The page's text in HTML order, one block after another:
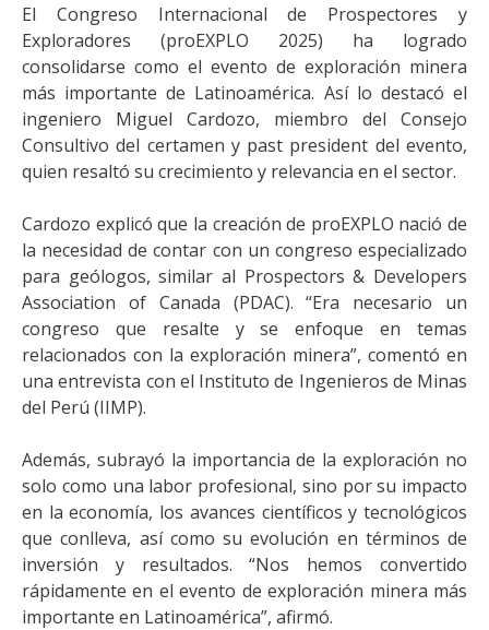
El Congreso Internacional de Prospectores y
Exploradores (proEXPLO 2025) ha logrado
consolidarse como el evento de exploración minera
más importante de Latinoamérica. Así lo destacó el
ingeniero Miguel Cardozo, miembro del Consejo
Consultivo del certamen y past president del evento,
quien resaltó su crecimiento y relevancia en el sector.
Cardozo explicó que la creación de proEXPLO nació de
la necesidad de contar con un congreso especializado
para geólogos, similar al Prospectors & Developers
Association of Canada (PDAC). “Era necesario un
congreso que resalte y se enfoque en temas
relacionados con la exploración minera”, comentó en
una entrevista con el Instituto de Ingenieros de Minas
del Perú (IIMP).
Además, subrayó la importancia de la exploración no
solo como una labor profesional, sino por su impacto
en la economía, los avances científicos y tecnológicos
que conlleva, así como su evolución en términos de
inversión y resultados. “Nos hemos convertido
rápidamente en el evento de exploración minera más
importante en Latinoamérica”, afirmó.